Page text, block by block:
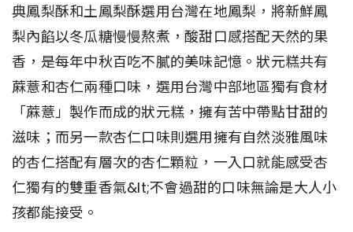
典鳳梨酥和土鳳梨酥選用台灣在地鳳梨，將新鮮鳳
梨內餡以冬瓜糖慢慢熬煮，酸甜口感搭配天然的果
香，是每年中秋百吃不膩的美味記憶。狀元糕共有
蔴薏和杏仁兩種口味，選用台灣中部地區獨有食材
「蔴薏」製作而成的狀元糕，擁有苦中帶點甘甜的
滋味；而另一款杏仁口味則選用擁有自然淡雅風味
的杏仁搭配有層次的杏仁顆粒，一入口就能感受杏
仁獨有的雙重香氣&lt;不會過甜的口味無論是大人小
孩都能接受。